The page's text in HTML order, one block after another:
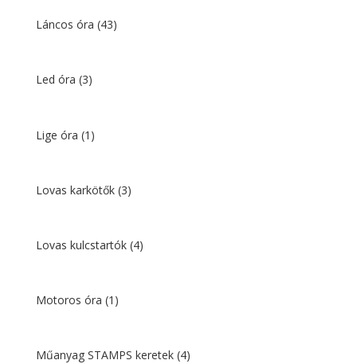
Láncos óra (43)
Led óra (3)
Lige óra (1)
Lovas karkötők (3)
Lovas kulcstartók (4)
Motoros óra (1)
Műanyag STAMPS keretek (4)